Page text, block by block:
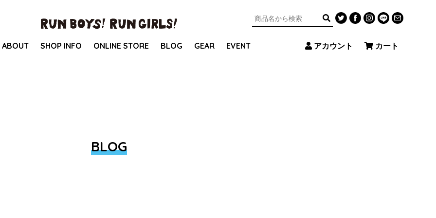
ABOUT SHOP INFO ONLINE STORE BLOG GEAR EVENT アカウント カート
BLOG